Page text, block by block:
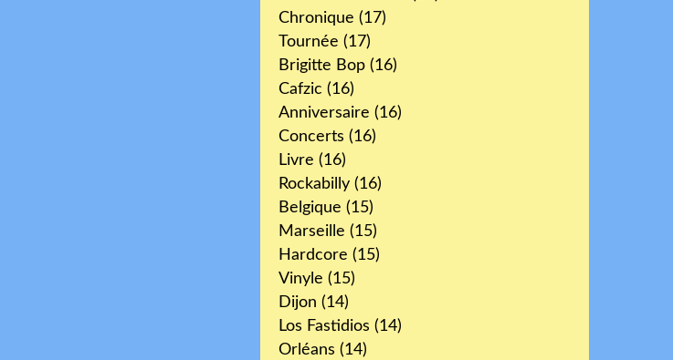
Chronique (17)
Tournée (17)
Brigitte Bop (16)
Cafzic (16)
Anniversaire (16)
Concerts (16)
Livre (16)
Rockabilly (16)
Belgique (15)
Marseille (15)
Hardcore (15)
Vinyle (15)
Dijon (14)
Los Fastidios (14)
Orléans (14)